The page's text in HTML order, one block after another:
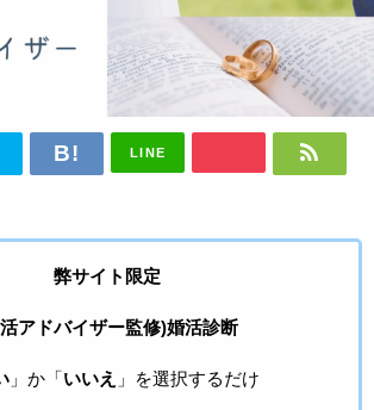
LINE
弊サイト限定
アドバイザー監修)婚活診断
」か「いいえ 」を選択するだけ